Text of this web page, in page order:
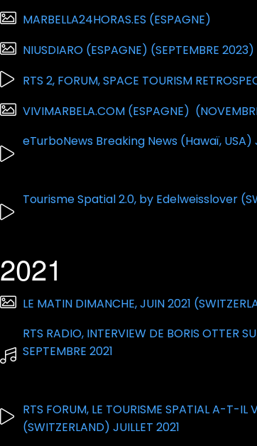
MARBELLA24HORAS.ES (ESPAGNE)
NIUSDIARO (ESPAGNE) (SEPTEMBRE 2023)
RTS 2, FORUM, SPACE TOURISM
VIVIMARBELA.COM (ESPAGNE)
eTurboNews Breaking News (Hawaï, USA)
Tourisme Spatial 2.0, by Edelweisslover
2021
LE MATIN DIMANCHE, JUIN 2021
RTS RADIO, INTERVIEW DE BORIS OTTER
SEPTEMBRE 2021
RTS FORUM, LE TOURISME SPATIAL A-T-IL
(SWITZERLAND) JUILLET 2021